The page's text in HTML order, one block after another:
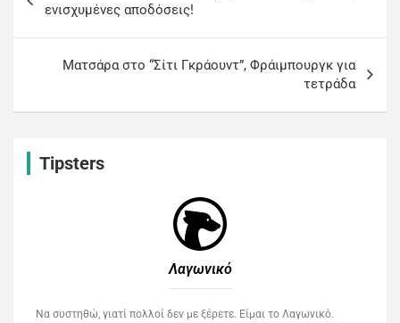
ενισχυμένες αποδόσεις!
Ματσάρα στο “Σίτι Γκράουντ”, Φράιμπουργκ για
τετράδα
Tipsters
Λαγωνικό
Να συστηθώ, γιατί πολλοί δεν με ξέρετε. Είμαι το Λαγωνικό.